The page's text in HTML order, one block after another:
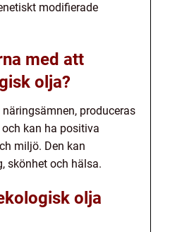
modifierade
med att
olja?
produceras
kan ha positiva
miljö. Den kan
skönhet och hälsa.
olja